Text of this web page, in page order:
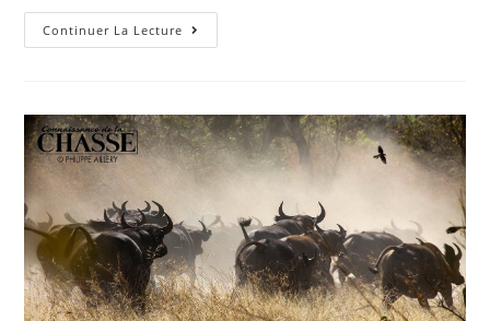
Continuer La Lecture